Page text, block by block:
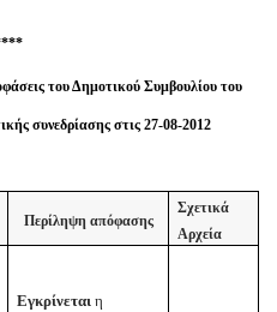
του Δημοτικού Συμβουλίου του
συνεδρίασης στις 27-08-2012
Περίληψη απόφασης
Σχετικά
Αρχεία
Εγκρίνεταιη